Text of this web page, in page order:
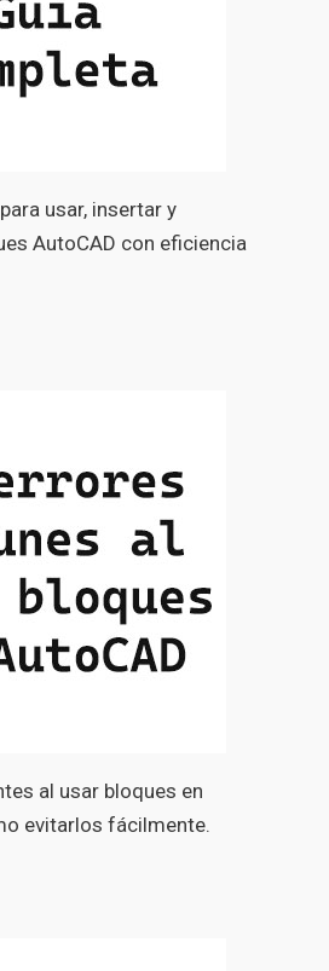
usar, insertar y
AutoCAD con eficiencia
al usar bloques en
evitarlos fácilmente.